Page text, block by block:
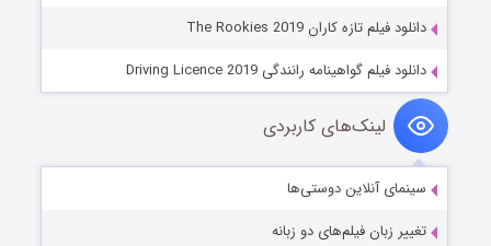
دانلود فیلم تازه کاران The Rookies 2019
دانلود فیلم گواهینامه رانندگی Driving Licence 2019
لینک‌های کاربردی
سینمای آنلاین دوستی‌ها
تغییر زبان فیلم‌های دو زبانه